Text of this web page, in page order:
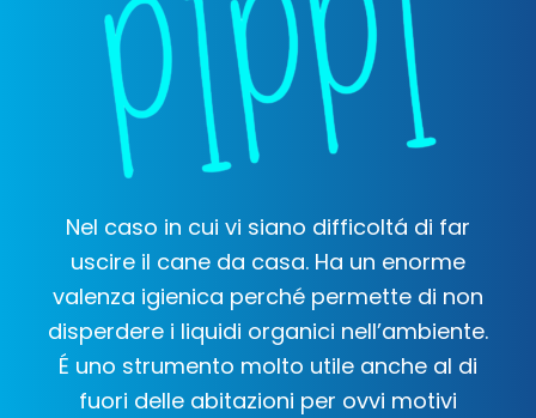
Nel caso in cui vi siano difficoltá di far
uscire il cane da casa. Ha un enorme
valenza igienica perché permette di non
disperdere i liquidi organici nell’ambiente.
É uno strumento molto utile anche al di
fuori delle abitazioni per ovvi motivi